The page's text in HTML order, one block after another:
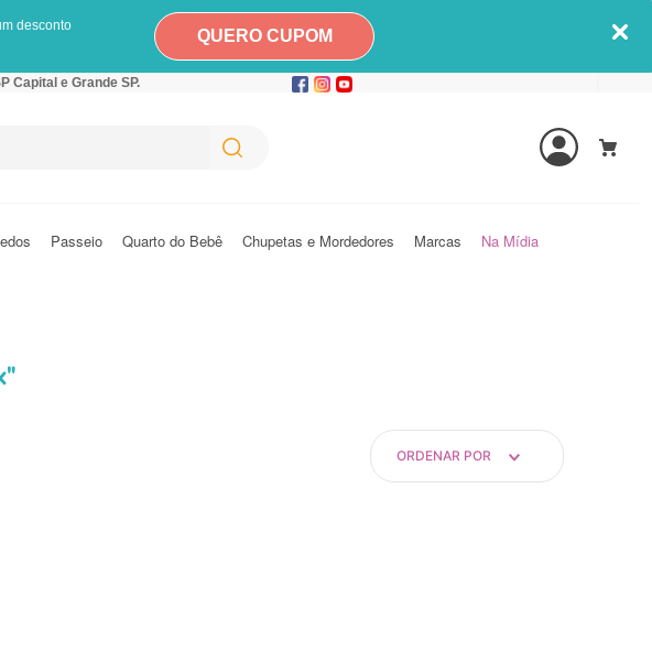
desconto
QUERO CUPOM
Capital e Grande SP.
Passeio Quarto do Bebê Chupetas e Mordedores Marcas Na Mídia
ORDENAR POR